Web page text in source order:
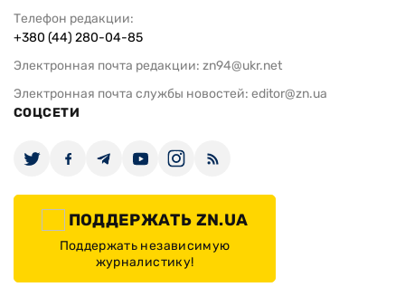
Телефон редакции:
+380 (44) 280-04-85
Электронная почта редакции: zn94@ukr.net
Электронная почта службы новостей: editor@zn.ua
СОЦСЕТИ
ПОДДЕРЖАТЬ ZN.UA
Поддержать независимую
журналистику!